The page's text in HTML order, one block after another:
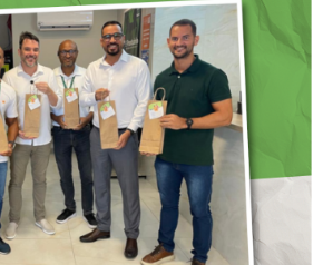
DOS PAIS É
PARA
DO
CREFITO-7